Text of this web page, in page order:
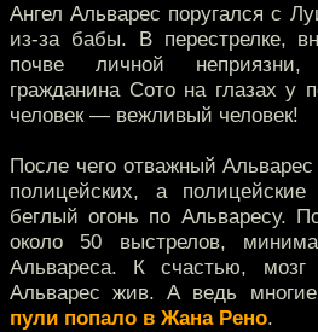
Ангел Альварес поругался с
из-за бабы. В перестрелке,
почве личной
гражданина Сото на глазах у
человек — вежливый человек!
После чего отважный
полицейских, а
беглый огонь по Альваресу.
около 50 выстрелов,
Альвареса. К счастью, мозг
Альварес жив. А ведь
пули попало в Жана Рено.